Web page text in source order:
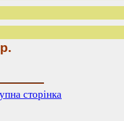
сторінка